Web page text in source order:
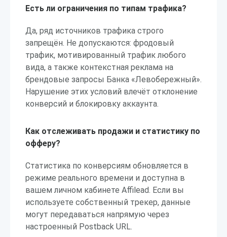
Есть ли ограничения по типам трафика?
Да, ряд источников трафика строго
запрещён. Не допускаются: фродовый
трафик, мотивированный трафик любого
вида, а также контекстная реклама на
брендовые запросы Банка «Левобережный».
Нарушение этих условий влечёт отклонение
конверсий и блокировку аккаунта.
Как отслеживать продажи и статистику по
офферу?
Статистика по конверсиям обновляется в
режиме реального времени и доступна в
вашем личном кабинете Affilead. Если вы
используете собственный трекер, данные
могут передаваться напрямую через
настроенный Postback URL.